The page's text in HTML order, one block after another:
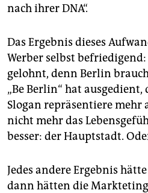
nach ihrer DNA“.
Das Ergebnis dieses
Werber selbst
gelohnt, denn Berlin
„Be Berlin“ hat
Slogan repräsentiere mehr
nicht mehr das
besser: der Hauptstadt.
Jedes andere Ergebnis
dann hätten die